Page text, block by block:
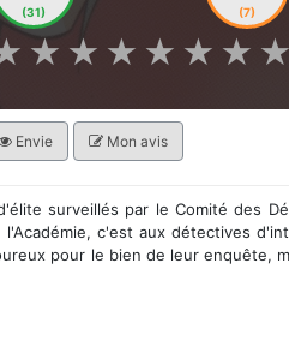
(31) (7)
★
★
★
★
★
★
★
Envie Mon avis
surveillés par le Comité des
c'est aux détectives
pour le bien de leur enquête,